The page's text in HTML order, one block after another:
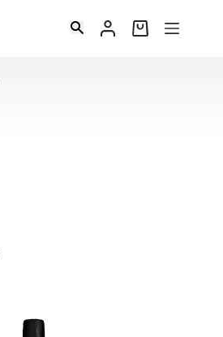
Winkelwagen